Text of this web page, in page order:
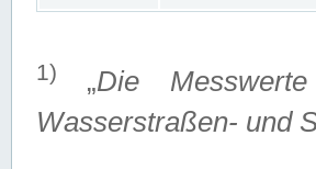
1) „Die
Wasserstraßen- und